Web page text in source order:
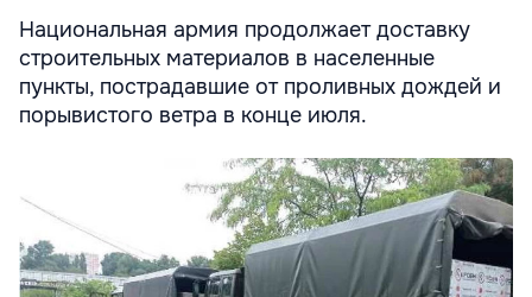
Национальная армия продолжает доставку
строительных материалов в населенные
пункты, пострадавшие от проливных дождей и
порывистого ветра в конце июля.